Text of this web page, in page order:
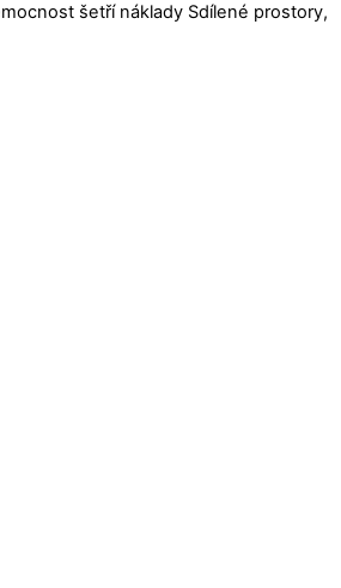
šetří náklady Sdílené prostory,